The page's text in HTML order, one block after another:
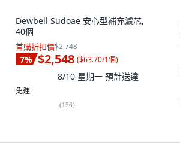
Dewbell Sudoae 安心型補充濾芯,
40個
首購折扣價$2,748
7% $2,548 ($63.70/1個)
8/10 星期一 預計送達
免運
(156)